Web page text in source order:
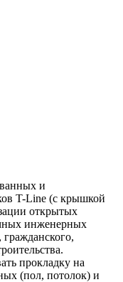
и
T-Line (с крышкой
открытых
инженерных
прокладку на
(пол, потолок) и